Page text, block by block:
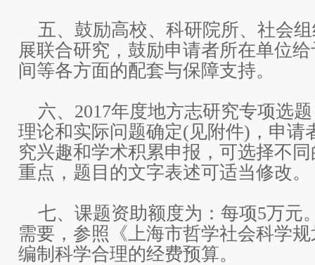
五、鼓励高校、科研院所、社会
展联合研究，鼓励申请者所在单位
间等各方面的配套与保障支持。
六、2017年度地方志研究专项选
理论和实际问题确定(见附件)，申请
究兴趣和学术积累申报，可选择不
重点，题目的文字表述可适当修改。
七、课题资助额度为：每项5万元
需要，参照《上海市哲学社会科学
编制科学合理的经费预算。